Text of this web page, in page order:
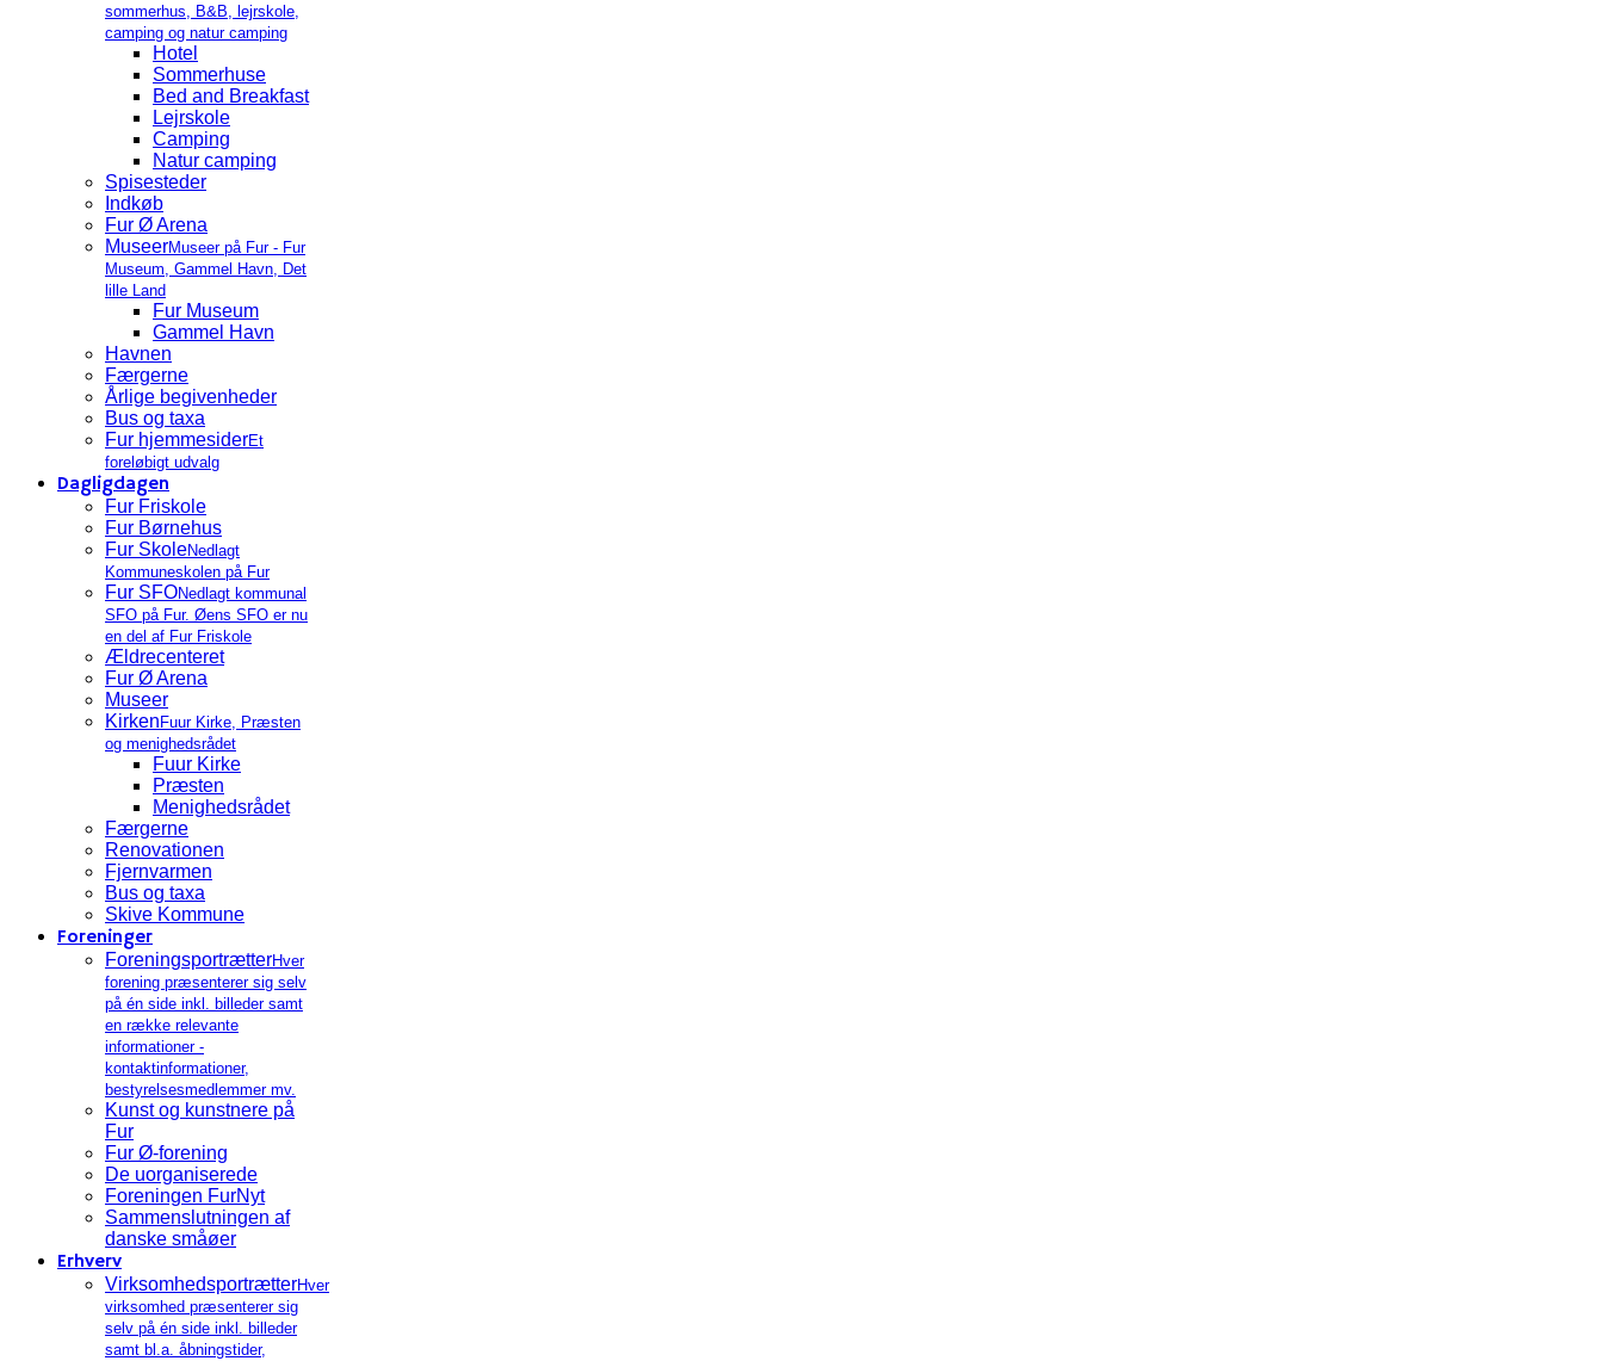
sommerhus, B&B, lejrskole,
camping og natur camping
Hotel
Sommerhuse
Bed and Breakfast
Lejrskole
Camping
Natur camping
Spisesteder
Indkøb
Fur Ø Arena
MuseerMuseer på Fur - Fur
Museum, Gammel Havn, Det
lille Land
Fur Museum
Gammel Havn
Havnen
Færgerne
Årlige begivenheder
Bus og taxa
Fur hjemmesiderEt
foreløbigt udvalg
Dagligdagen
Fur Friskole
Fur Børnehus
Fur SkoleNedlagt
Kommuneskolen på Fur
Fur SFONedlagt kommunal
SFO på Fur. Øens SFO er nu
en del af Fur Friskole
Ældrecenteret
Fur Ø Arena
Museer
Kirken Fuur Kirke, Præsten
og menighedsrådet
Fuur Kirke
Præsten
Menighedsrådet
Færgerne
Renovationen
Fjernvarmen
Bus og taxa
Skive Kommune
Foreninger
ForeningsportrætterHver
forening præsenterer sig selv
på én side inkl. billeder samt
en række relevante
informationer -
kontaktinformationer,
bestyrelsesmedlemmer mv.
Kunst og kunstnere på
Fur
Fur Ø-forening
De uorganiserede
Foreningen FurNyt
Sammenslutningen af
danske småøer
Erhverv
VirksomhedsportrætterHver
virksomhed præsenterer sig
selv på én side inkl. billeder
samt bl.a. åbningstider,